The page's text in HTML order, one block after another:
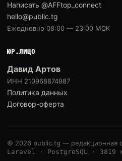
Написать @AFFtop_connect
hello@public.tg
Ежедневно 08:00 — 23:00 МСК
ЮР.ЛИЦО
Давид Артов
ИНН 210968874987
Политика данных
Договор-оферта
© 2026 public.tg — редакционная
Laravel · PostgreSQL · 3819